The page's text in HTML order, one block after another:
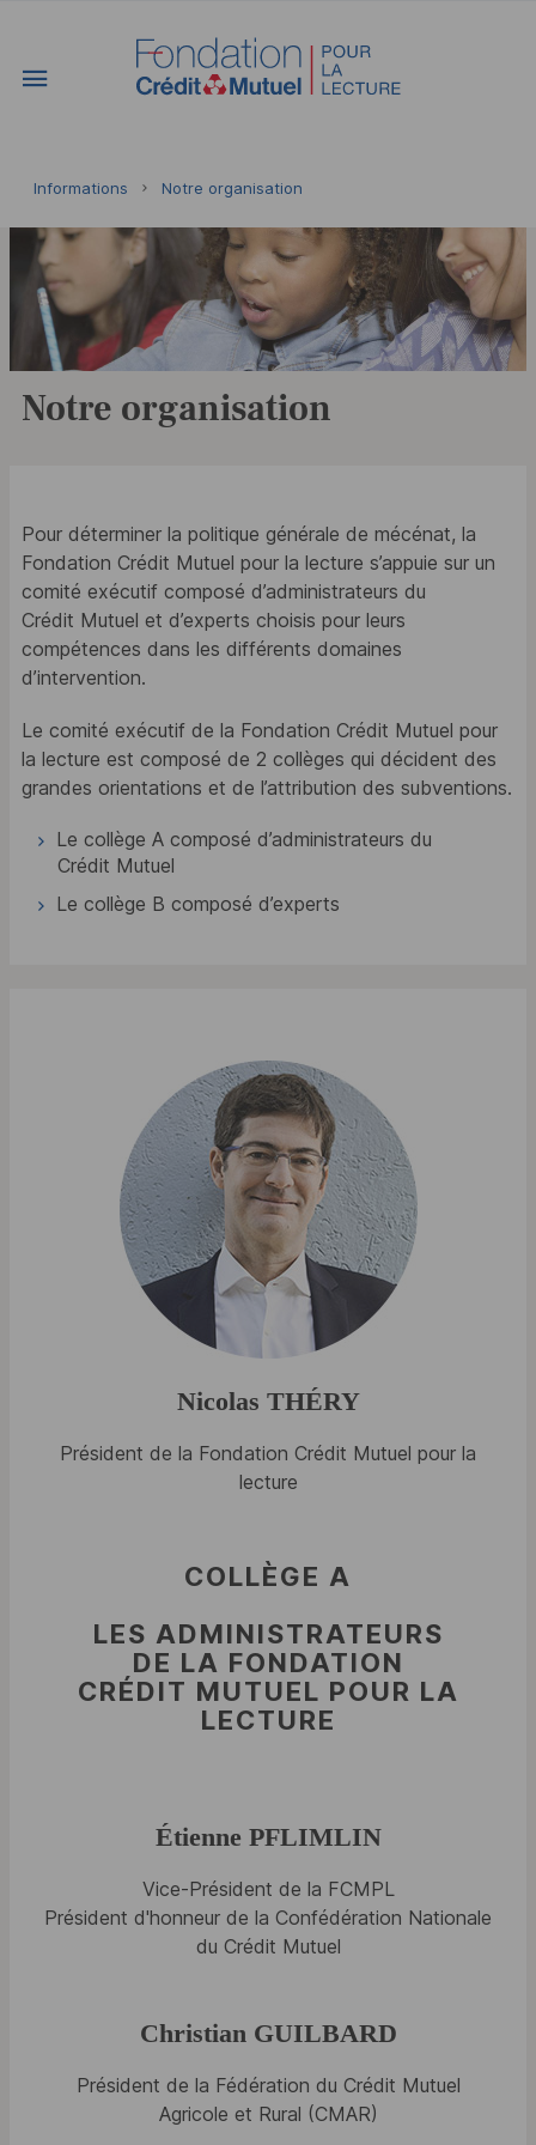
Vous êtes ici:
Informations Notre organisation
Notre organisation
Pour déterminer la politique générale de mécénat, la
Fondation Crédit Mutuel pour la lecture s’appuie sur un
comité exécutif composé d’administrateurs du
Crédit Mutuel et d’experts choisis pour leurs
compétences dans les différents domaines
d’intervention.
Le comité exécutif de la Fondation Crédit Mutuel pour
la lecture est composé de 2 collèges qui décident des
grandes orientations et de l’attribution des subventions.
Le collège A composé d’administrateurs du
Crédit Mutuel
Le collège B composé d’experts
Nicolas THÉRY
Président de la Fondation Crédit Mutuel pour la
lecture
COLLÈGE A
LES ADMINISTRATEURS
DE LA FONDATION
CRÉDIT MUTUEL POUR LA
LECTURE
Étienne PFLIMLIN
Vice-Président de la FCMPL
Président d'honneur de la Confédération Nationale
du Crédit Mutuel
Christian GUILBARD
Président de la Fédération du Crédit Mutuel
Agricole et Rural (CMAR)